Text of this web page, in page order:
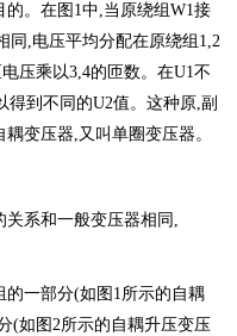
。在图1中,当原绕组W1接
同,电压平均分配在原绕组1,2
压乘以3,4的匝数。在U1不
得到不同的U2值。这种原,副
变压器,又叫单圈变压器。
关系和一般变压器相同,
的一部分(如图1所示的自耦
(如图2所示的自耦升压变压